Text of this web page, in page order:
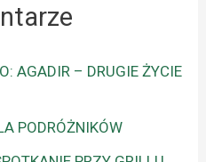
AGADIR – DRUGIE ŻYCIE
PODRÓŻNIKÓW